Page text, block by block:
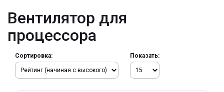
Вентилятор для
процессора
Сортировка: Показать: